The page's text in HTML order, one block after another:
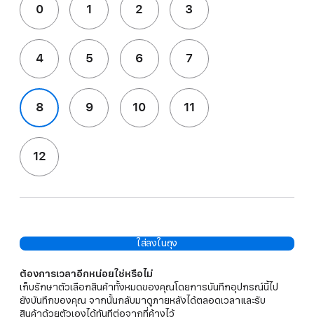
0 1 2 3
4 5 6 7
8 9 10 11
12
ใส่ลงในถุง
ต้องการเวลาอีกหน่อยใช่หรือไม่
เก็บรักษาตัวเลือกสินค้าทั้งหมดของคุณโดยการบันทึกอุปกรณ์นี้ไป
ยังบันทึกของคุณ จากนั้นกลับมาดูภายหลังได้ตลอดเวลาและรับ
สินค้าด้วยตัวเองได้ทันทีต่อจากที่ค้างไว้